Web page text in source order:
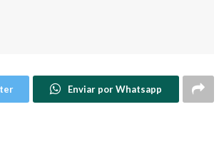
Enviar por Whatsapp